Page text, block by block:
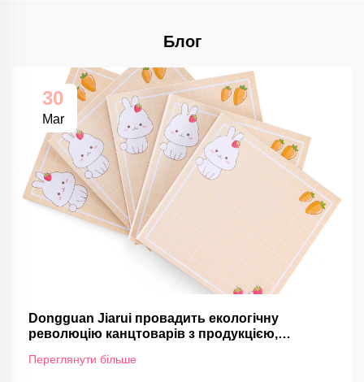
Блог
30
Mar
Dongguan Jiarui провадить екологічну
революцію канцтоварів з продукцією,
Переглянути більше